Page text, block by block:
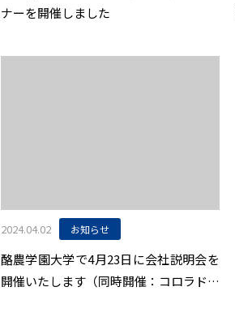
ナーを開催しました
2024.04.02 お知らせ
酪農学園大学で4月23日に会社説明会を
開催いたします（同時開催：コロラド州